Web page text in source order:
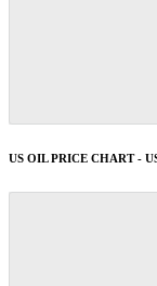
US OIL PRICE CHART -